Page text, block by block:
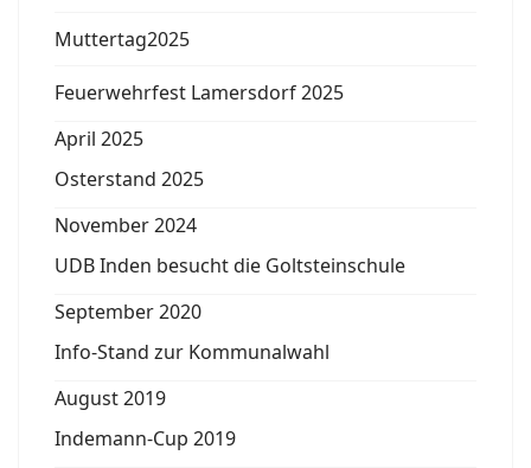
Muttertag2025
Feuerwehrfest Lamersdorf 2025
April 2025
Osterstand 2025
November 2024
UDB Inden besucht die Goltsteinschule
September 2020
Info-Stand zur Kommunalwahl
August 2019
Indemann-Cup 2019